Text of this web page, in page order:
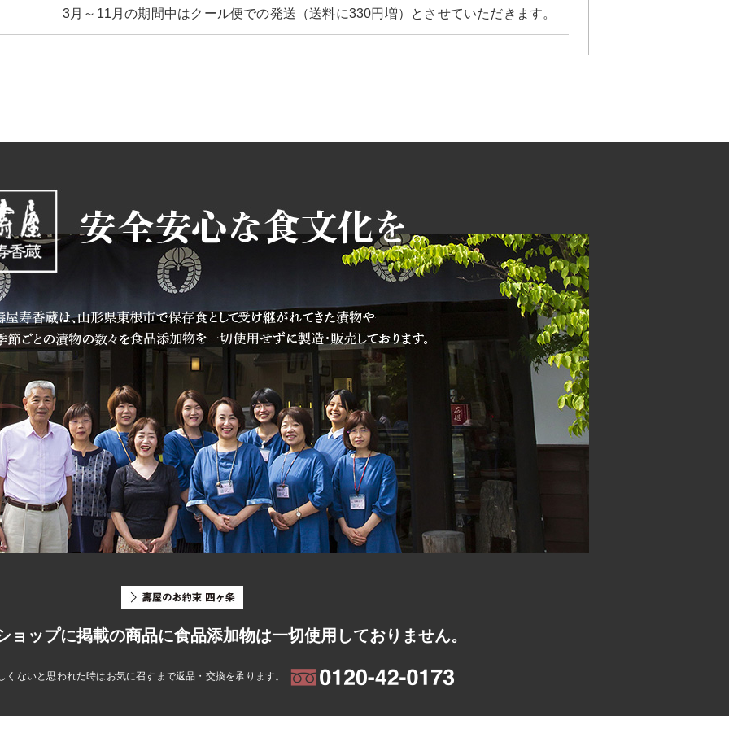
3月～11月の期間中はクール便での発送（送料に330円増）とさせていただきます。
ョップに掲載の商品に食品添加物は一切使用しておりません。
くないと思われた時はお気に召すまで返品・交換を承ります。